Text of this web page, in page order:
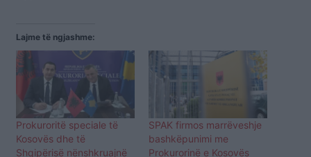
Lajme të ngjashme:
Prokuroritë speciale të
Kosovës dhe të
Shqipërisë nënshkruajnë
SPAK firmos marrëveshje
bashkëpunimi me
Prokurorinë e Kosovës